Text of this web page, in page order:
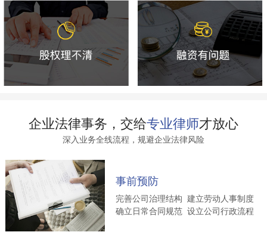
企业法律事务，交给专业律师才放心
深入业务全线流程，规避企业法律风险
事前预防
完善公司治理结构 建立劳动人事制度
确立日常合同规范 设立公司行政流程